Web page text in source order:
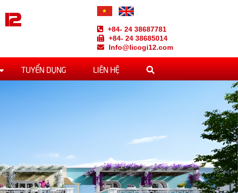
+84- 24 38687781
+84- 24 38685014
Info@licogi12.com
TUYỂN DỤNG LIÊN HỆ